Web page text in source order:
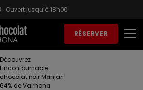
Ouvert jusqu’à 18h00
RÉSERVER
Découvrez
l'incontournable
chocolat noir Manjari
64% de Valrhona